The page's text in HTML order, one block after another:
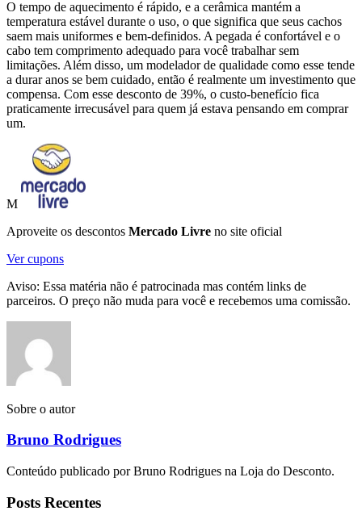
O tempo de aquecimento é rápido, e a cerâmica mantém a
temperatura estável durante o uso, o que significa que seus cachos
saem mais uniformes e bem-definidos. A pegada é confortável e o
cabo tem comprimento adequado para você trabalhar sem
limitações. Além disso, um modelador de qualidade como esse tende
a durar anos se bem cuidado, então é realmente um investimento que
compensa. Com esse desconto de 39%, o custo-benefício fica
praticamente irrecusável para quem já estava pensando em comprar
um.
M
Aproveite os descontos Mercado Livre no site oficial
Ver cupons
Aviso: Essa matéria não é patrocinada mas contém links de
parceiros. O preço não muda para você e recebemos uma comissão.
Sobre o autor
Bruno Rodrigues
Conteúdo publicado por Bruno Rodrigues na Loja do Desconto.
Posts Recentes